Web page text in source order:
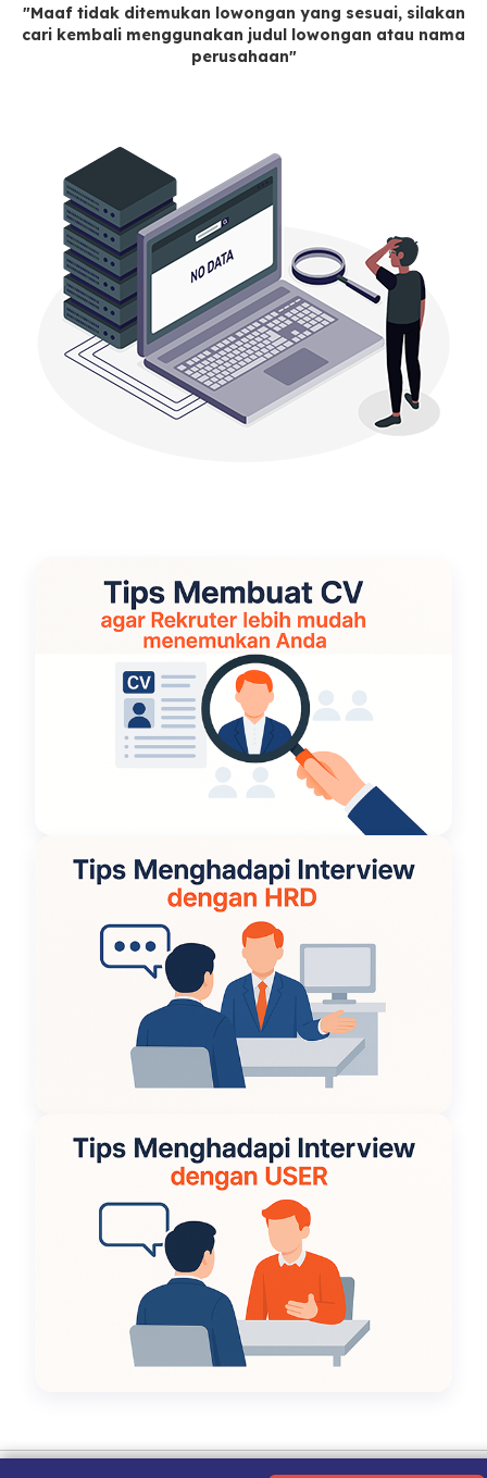
"Maaf tidak ditemukan lowongan yang sesuai, silakan
cari kembali menggunakan judul lowongan atau nama
perusahaan"
Kebijakan Privasi|Tentang Kami|